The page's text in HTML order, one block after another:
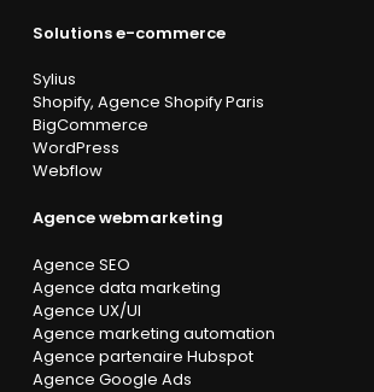
Solutions e-commerce
Sylius
Shopify, Agence Shopify Paris
BigCommerce
WordPress
Webflow
Agence webmarketing
Agence SEO
Agence data marketing
Agence UX/UI
Agence marketing automation
Agence partenaire Hubspot
Agence Google Ads